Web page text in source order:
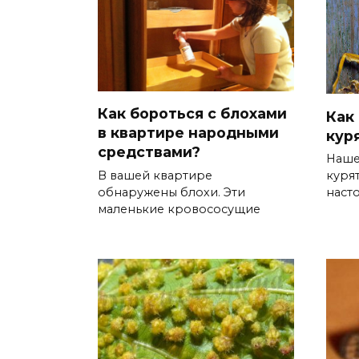
Как бороться с блохами
в квартире народными
средствами?
В вашей квартире
обнаружены блохи. Эти
маленькие кровососущие
Как